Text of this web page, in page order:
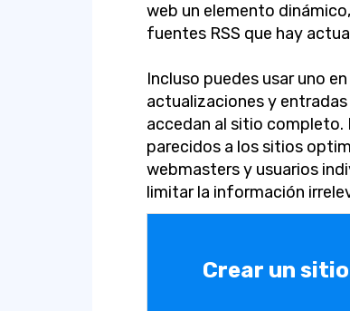
web un elemento
fuentes RSS que hay
Incluso puedes usar uno
actualizaciones y
accedan al sitio completo.
parecidos a los sitios
webmasters y usuarios
limitar la información
Crear un